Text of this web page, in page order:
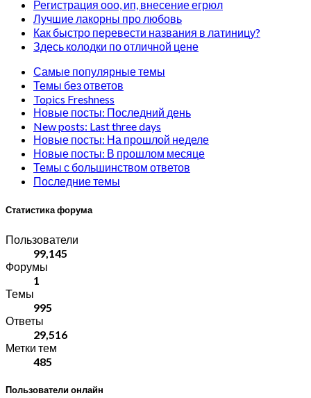
Регистрация ооо, ип, внесение егрюл
Лучшие лакорны про любовь
Как быстро перевести названия в латиницу?
Здесь колодки по отличной цене
Самые популярные темы
Темы без ответов
Topics Freshness
Новые посты: Последний день
New posts: Last three days
Новые посты: На прошлой неделе
Новые посты: В прошлом месяце
Темы с большинством ответов
Последние темы
Статистика форума
Пользователи
99,145
Форумы
1
Темы
995
Ответы
29,516
Метки тем
485
Пользователи онлайн